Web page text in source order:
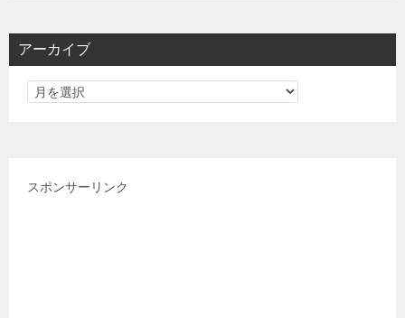
リ
アーカイブ
スポンサーリンク